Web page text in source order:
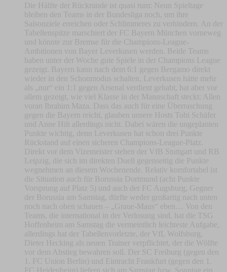
Die Hälfte der Rückrunde ist quasi rum: Neun Spieltage
bleiben den Teams in der Bundesliga noch, um ihre
Saisonziele erreichen oder Schlimmeres zu verhindern. An der
Tabellenspitze marschiert der FC Bayern München vorneweg
und könnte zur Bremse für die Champions-League-
Ambitionen von Bayer Leverkusen werden. Beide Teams
haben unter der Woche gute Spiele in der Champions League
gezeigt. Bayern kann nach dem 6:1 gegen Bergamo direkt
wieder in den Schonmodus schalten, Leverkusen hätte mehr
als „nur“ ein 1:1 gegen Arsenal verdient gehabt, hat aber vor
allem gezeigt, wie viel Klasse in der Mannschaft steckt: Allen
voran Ibrahim Maza. Dass das auch für eine Überraschung
gegen die Bayern reicht, glauben unsere Hosts Tobi Schäfer
und Anne Hilt allerdings nicht. Dabei wären die ungeplanten
Punkte wichtig, denn Leverkusen hat schon drei Punkte
Rückstand auf einen sicheren Champions-League-Platz.
Direkt vor dem Vizemeister stehen der VfB Stuttgart und RB
Leipzig, die sich im direkten Duell gegenseitig die Punkte
wegnehmen an diesem Wochenende. Relativ komfortabel ist
die Situation auch für Borussia Dortmund (acht Punkte
Vorsprung auf Platz 5) und auch der FC Augsburg, Gegner
der Borussia am Samstag, dürfte weder großartig nach unten
noch nach oben schauen – „Graue-Maus“ eben… Von den
Teams, die international in der Verlosung sind, hat die TSG
Hoffenheim am Samstag die vermeintlich leichteste Aufgabe,
allerdings hat der Tabellenvorletzte, der VfL Wolfsburg,
Dieter Hecking als neuen Trainer verpflichtet, der die Wölfte
vor dem Abstieg bewahren soll. Der SC Freiburg (gegen den
1. FC Union Berlin) und Eintracht Frankfurt (gegen den 1.
FC Heidenheim) liefern sich am Samstag bzw. Sonntag ein